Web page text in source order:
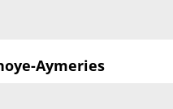
Aymeries